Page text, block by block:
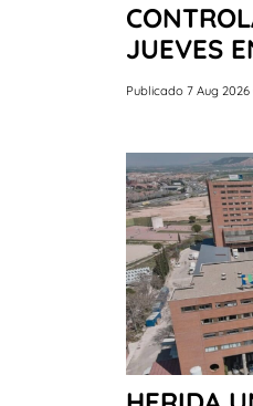
JUEVES
Publicado 7 Aug 2026